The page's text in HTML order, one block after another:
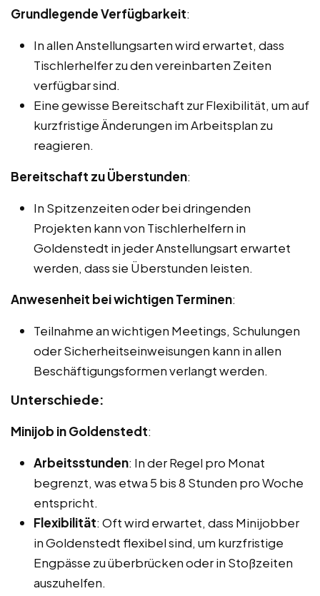
Grundlegende Verfügbarkeit:
In allen Anstellungsarten wird erwartet, dass
Tischlerhelfer zu den vereinbarten Zeiten
verfügbar sind.
Eine gewisse Bereitschaft zur Flexibilität, um auf
kurzfristige Änderungen im Arbeitsplan zu
reagieren.
Bereitschaft zu Überstunden:
In Spitzenzeiten oder bei dringenden
Projekten kann von Tischlerhelfern in
Goldenstedt in jeder Anstellungsart erwartet
werden, dass sie Überstunden leisten.
Anwesenheit bei wichtigen Terminen:
Teilnahme an wichtigen Meetings, Schulungen
oder Sicherheitseinweisungen kann in allen
Beschäftigungsformen verlangt werden.
Unterschiede:
Minijob in Goldenstedt:
Arbeitsstunden: In der Regel pro Monat
begrenzt, was etwa 5 bis 8 Stunden pro Woche
entspricht.
Flexibilität: Oft wird erwartet, dass Minijobber
in Goldenstedt flexibel sind, um kurzfristige
Engpässe zu überbrücken oder in Stoßzeiten
auszuhelfen.